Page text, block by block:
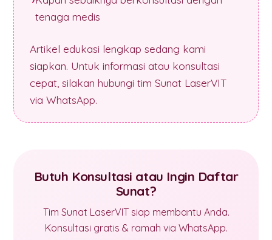
tenaga medis
Artikel edukasi lengkap sedang kami
siapkan. Untuk informasi atau konsultasi
cepat, silakan hubungi tim Sunat LaserVIT
via WhatsApp.
Butuh Konsultasi atau Ingin Daftar
Sunat?
Tim Sunat LaserVIT siap membantu Anda.
Konsultasi gratis & ramah via WhatsApp.